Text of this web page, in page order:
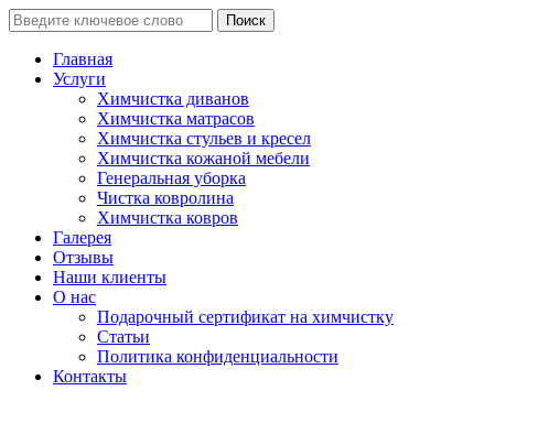
Поиск
Главная
Услуги
Химчистка диванов
Химчистка матрасов
Химчистка стульев и кресел
Химчистка кожаной мебели
Генеральная уборка
Чистка ковролина
Химчистка ковров
Галерея
Отзывы
Наши клиенты
О нас
Подарочный сертификат на химчистку
Статьи
Политика конфиденциальности
Контакты